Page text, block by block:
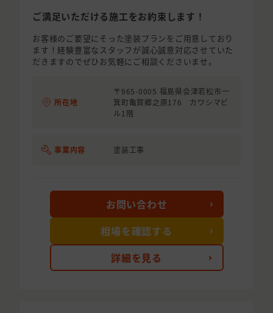
ご満足いただける施工をお約束します！
お客様のご要望にそった塗装プランをご用意しており
ます！経験豊富なスタッフが誠心誠意対応させていた
だきますのでぜひお気軽にご相談くださいませ。
所在地
〒965-0005 福島県会津若松市一
箕町亀賀郷之原176 カワシマビ
ル1階
事業内容 塗装工事
詳細を見る
お問い合わせ
相場を確認する